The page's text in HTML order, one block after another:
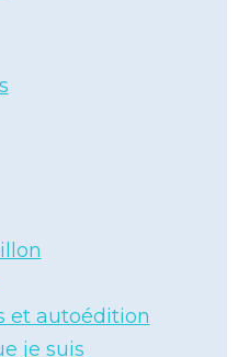
et autoédition
je suis